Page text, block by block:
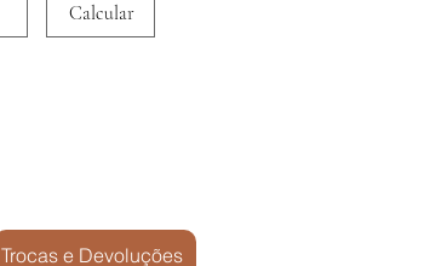
Calcular
Trocas e Devoluções